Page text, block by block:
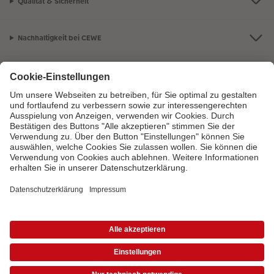
Nachhaltigkeit bei CEWE
Mein Fotoservice
Informationen
Sortiment
Inspirationen
Bei Fragen zu Produkten oder der Bestellung können Sie uns gern anrufen:
Mo. bis Sa.: 8:00 – 20:00 Uhr und So.: 10:00 – 18:00 Uhr
*Die Preise gelten inkl. MwSt. zzgl. Versandkosten (ggf. auch bei Filialabholung)